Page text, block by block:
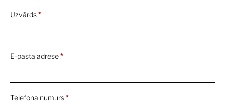
Uzvārds*
E-pasta adrese*
Telefona numurs*